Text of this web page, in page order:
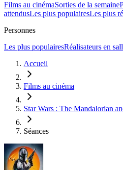
Films au cinémaSorties de la semaine
attendusLes plus populairesLes plus
Personnes
Les plus populairesRéalisateurs en
Accueil
Films au cinéma
Star Wars : The Mandalorian
Séances